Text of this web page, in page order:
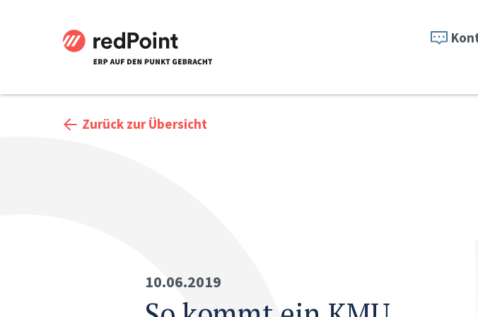
Zurück zur Übersicht
10.06.2019